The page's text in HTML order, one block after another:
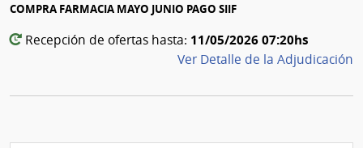
COMPRA FARMACIA MAYO JUNIO PAGO SIIF
Recepción de ofertas hasta: 11/05/2026 07:20hs
Ver Detalle de la Adjudicación